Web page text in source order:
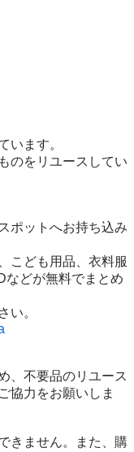
います。
のをリユースしてい
ポットへお持ち込み
こども用品、衣料服
などが無料でまとめ
、不要品のリユース
協力をお願いしま
きません。また、購